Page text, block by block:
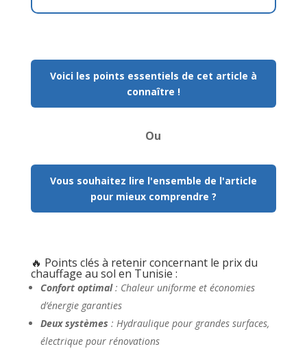
Voici les points essentiels de cet article à
connaître !
Ou
Vous souhaitez lire l'ensemble de l'article
pour mieux comprendre ?
🔥 Points clés à retenir concernant le prix du
chauffage au sol en Tunisie :
Confort optimal: Chaleur uniforme et économies
d’énergie garanties
Deux systèmes : Hydraulique pour grandes surfaces,
électrique pour rénovations